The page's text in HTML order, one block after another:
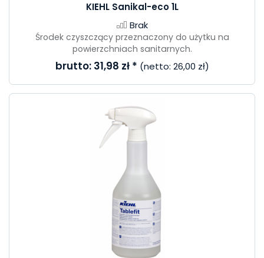
KIEHL Sanikal-eco 1L
Brak
Środek czyszczący przeznaczony do użytku na
powierzchniach sanitarnych.
brutto: 31,98 zł* (netto: 26,00 zł)